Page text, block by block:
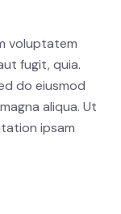
voluptatem
fugit, quia.
do eiusmod
aliqua. Ut
ipsam